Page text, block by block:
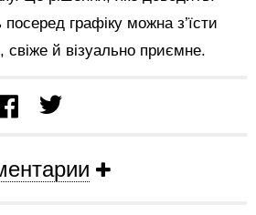
посеред графіку можна з’їсти
свіже й візуально приємне.